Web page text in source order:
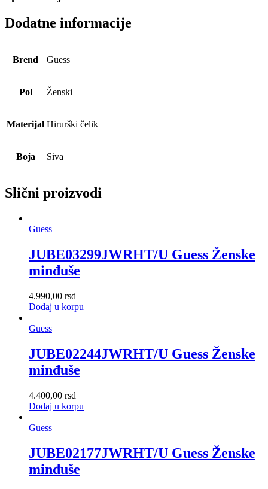
Dodatne informacije
Brend Guess
Pol Ženski
Materijal Hirurški čelik
Boja Siva
Slični proizvodi
Guess
JUBE03299JWRHT/U Guess Ženske
minđuše
4.990,00 rsd
Dodaj u korpu
Guess
JUBE02244JWRHT/U Guess Ženske
minđuše
4.400,00 rsd
Dodaj u korpu
Guess
JUBE02177JWRHT/U Guess Ženske
minđuše